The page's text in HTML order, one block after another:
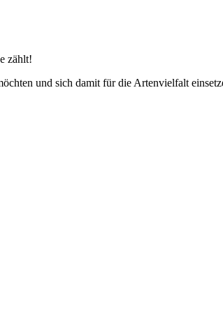
zählt!
und sich damit für die Artenvielfalt